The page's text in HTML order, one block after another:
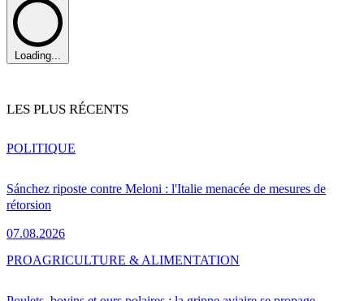
Loading...
LES PLUS RÉCENTS
Sánchez riposte contre Meloni : l'Italie menacée de mesures de
rétorsion
07.08.2026
POLITIQUE
PROAGRICULTURE & ALIMENTATION